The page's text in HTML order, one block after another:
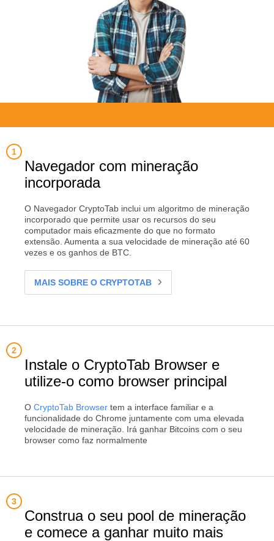
Navegador com mineração
incorporada
O Navegador CryptoTab inclui um algoritmo de mineração
incorporado que permite usar os recursos do seu
computador mais eficazmente do que no formato
extensão. Aumenta a sua velocidade de mineração até 60
vezes e os ganhos de BTC.
MAIS SOBRE O CRYPTOTAB
Instale o CryptoTab Browser e
utilize-o como browser principal
O CryptoTab Browser tem a interface familiar e a
funcionalidade do Chrome juntamente com uma elevada
velocidade de mineração. Irá ganhar Bitcoins com o seu
browser como faz normalmente
Construa o seu pool de mineração
e comece a ganhar muito mais